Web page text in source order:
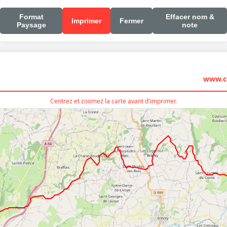
Format
Paysage
Imprimer Fermer
Effacer nom &
note
Centrez et zoomez la carte avant d'imprimer.